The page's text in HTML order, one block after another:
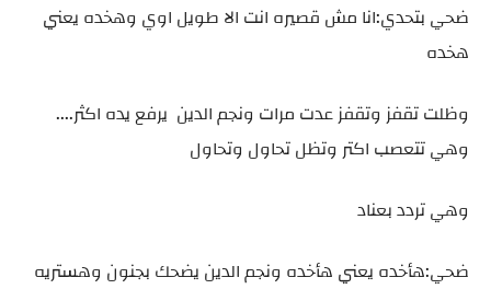
ضحي بتحدي:انا مش قصيره انت الا طويل اوي وهخده يعني
هخده
وظلت تقفز وتقفز عدت مرات ونجم الدين يرفع يده اكثر....
وهي تتعصب اكتر وتظل تحاول وتحاول
وهي تردد بعناد
ضحي:هأخده يعني هأخده ونجم الدين يضحك بجنون وهستريه